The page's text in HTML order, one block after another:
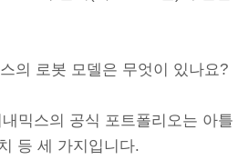
의 로봇 모델은 무엇이 있나요?
믹스의 공식 포트폴리오는 아틀
등 세 가지입니다.